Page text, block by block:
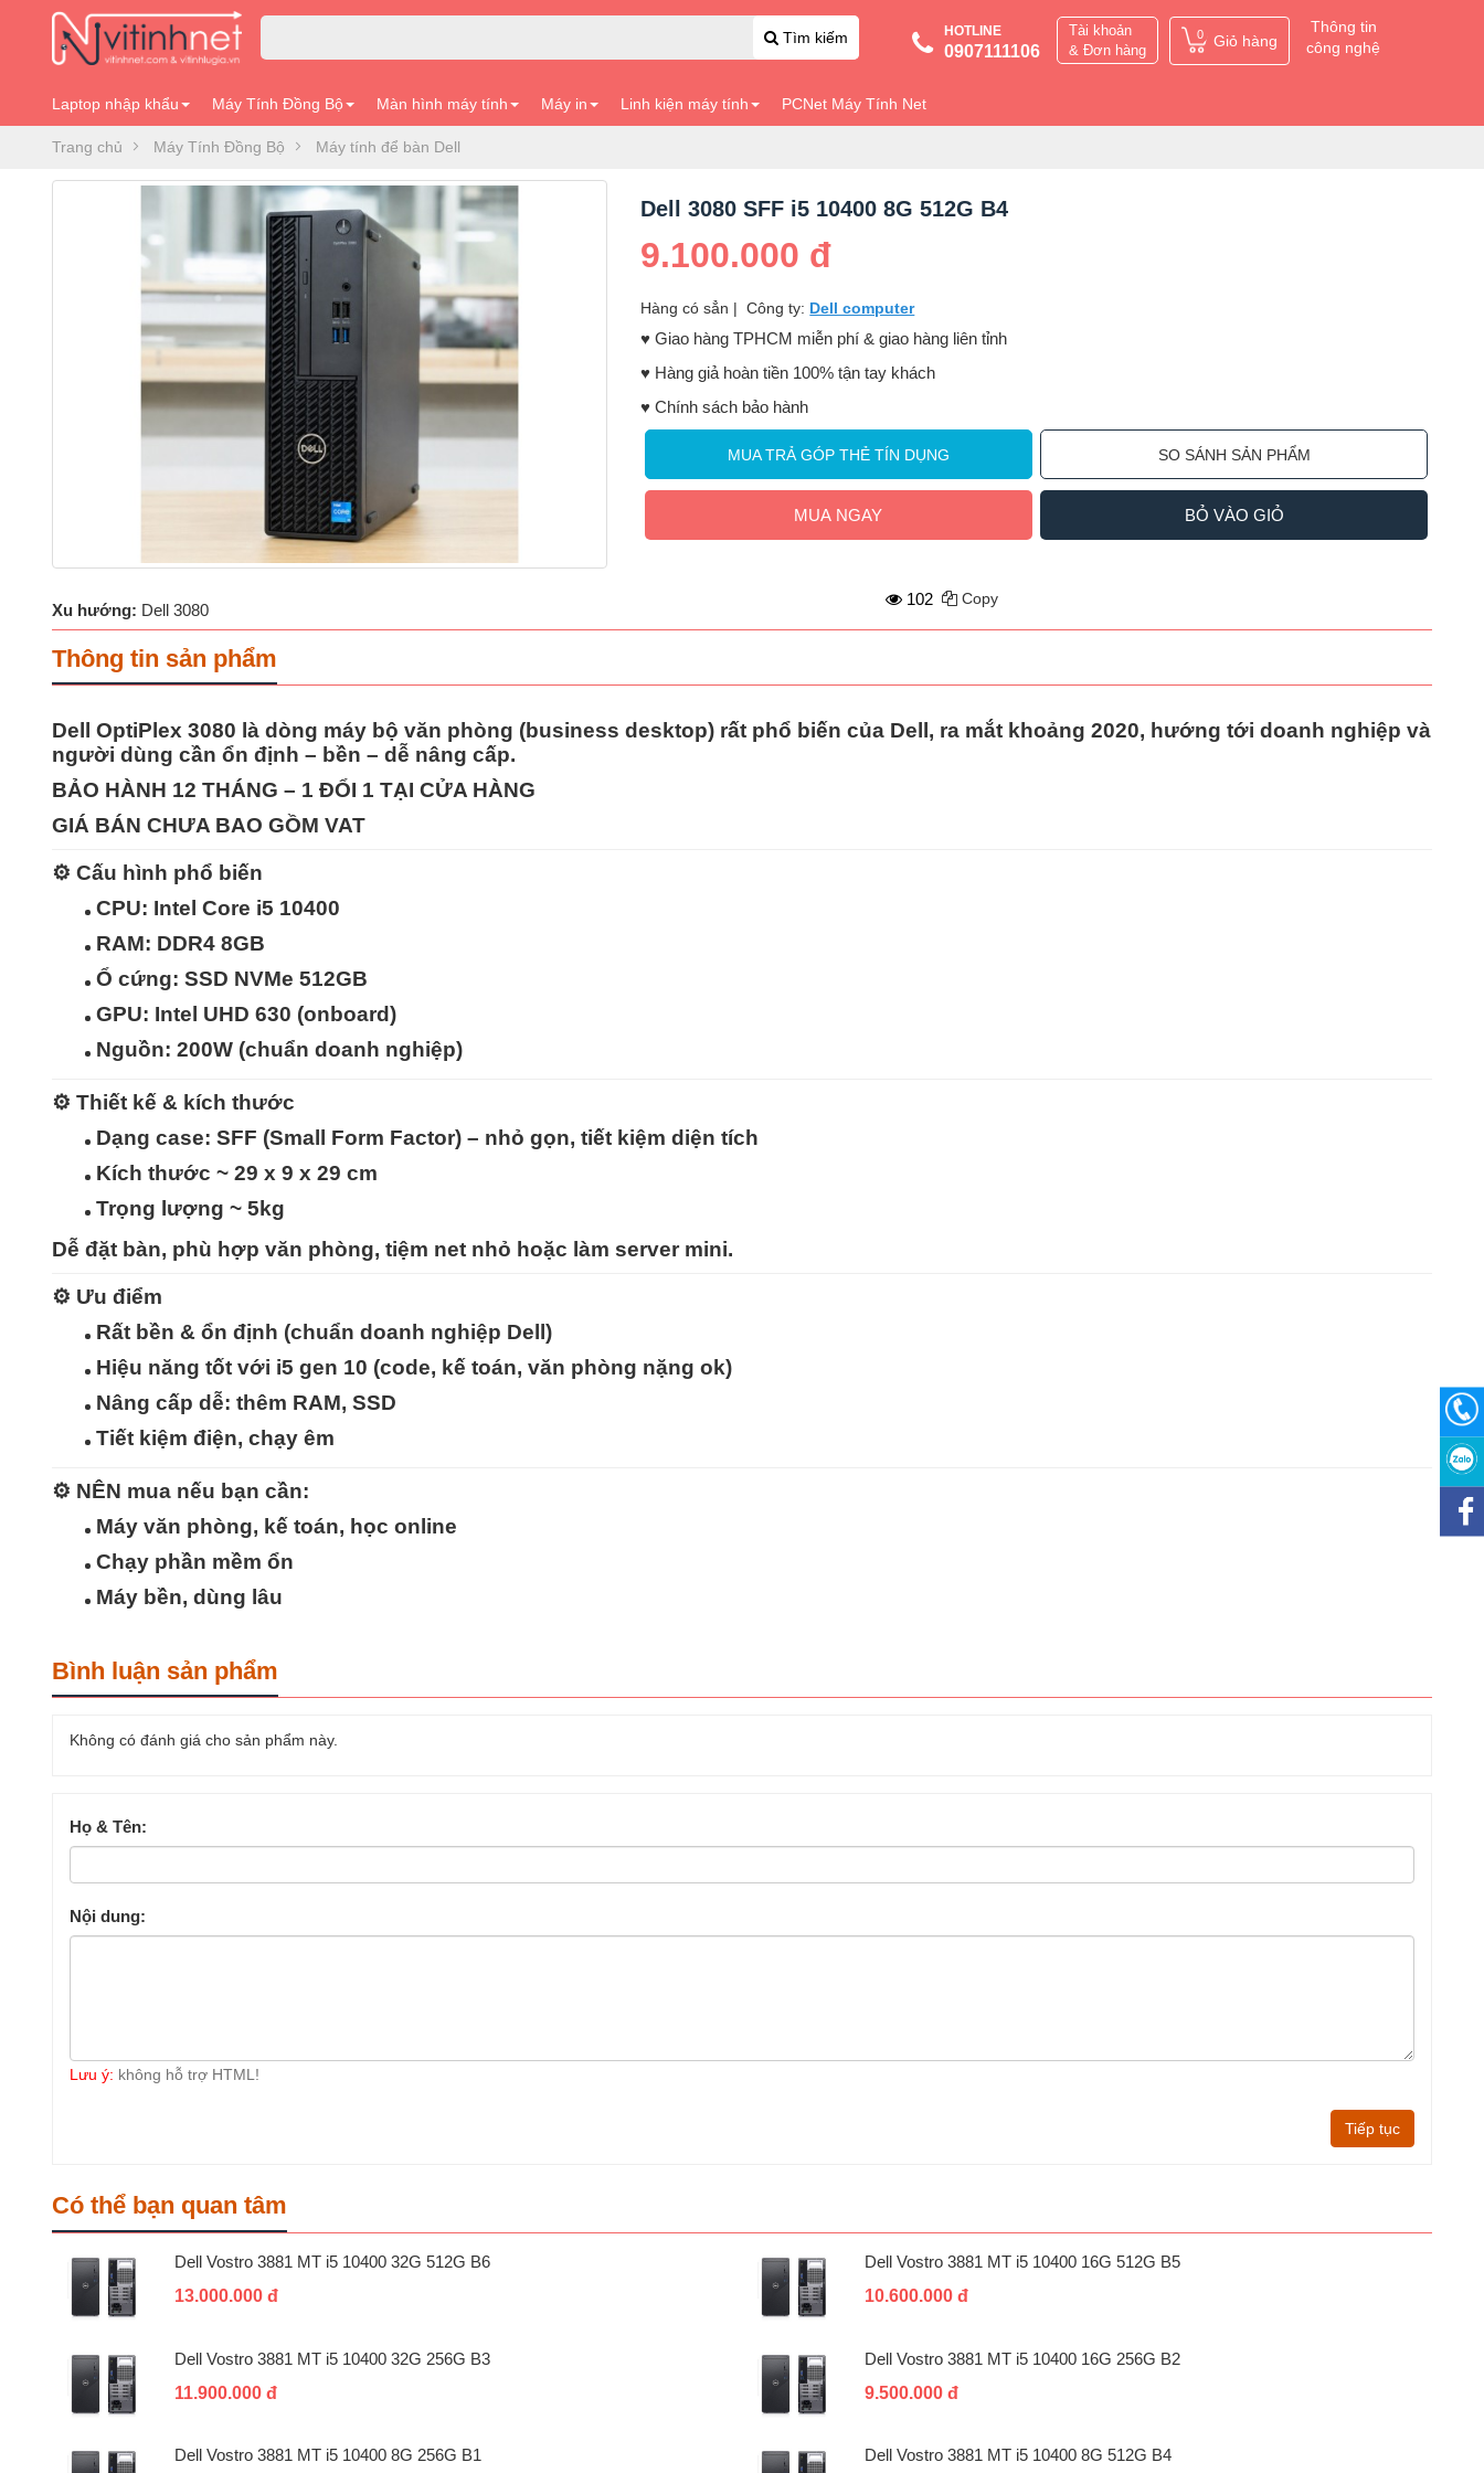
Tìm kiếm HOTLINE
0907111106
Tài khoản
& Đơn hàng
0 Giỏ hàng
Thông tin
công nghệ
Laptop nhập khẩu Máy Tính Đồng Bộ Màn hình máy tính Máy in Linh kiện máy tính PCNet Máy Tính Net
Trang chủ Máy Tính Đồng Bộ Máy tính để bàn Dell
Dell 3080 SFF i5 10400 8G 512G B4
9.100.000 đ
Hàng có sẳn |Công ty: Dell computer
♥️ Giao hàng TPHCM miễn phí & giao hàng liên tỉnh
♥️ Hàng giả hoàn tiền 100% tận tay khách
♥️ Chính sách bảo hành
MUA TRẢ GÓP THẺ TÍN DỤNG SO SÁNH SẢN PHẨM
MUA NGAY BỎ VÀO GIỎ
Xu hướng: Dell 3080
102 Copy
Thông tin sản phẩm
Dell OptiPlex 3080 là dòng máy bộ văn phòng (business desktop) rất phổ biến của Dell, ra mắt khoảng 2020, hướng tới doanh nghiệp và
người dùng cần ổn định – bền – dễ nâng cấp.
BẢO HÀNH 12 THÁNG – 1 ĐỔI 1 TẠI CỬA HÀNG
GIÁ BÁN CHƯA BAO GỒM VAT
⚙️ Cấu hình phổ biến
CPU: Intel Core i5 10400
RAM: DDR4 8GB
Ổ cứng: SSD NVMe 512GB
GPU: Intel UHD 630 (onboard)
Nguồn: 200W (chuẩn doanh nghiệp)
⚙️ Thiết kế & kích thước
Dạng case: SFF (Small Form Factor) – nhỏ gọn, tiết kiệm diện tích
Kích thước ~ 29 x 9 x 29 cm
Trọng lượng ~ 5kg
Dễ đặt bàn, phù hợp văn phòng, tiệm net nhỏ hoặc làm server mini.
⚙️ Ưu điểm
Rất bền & ổn định (chuẩn doanh nghiệp Dell)
Hiệu năng tốt với i5 gen 10 (code, kế toán, văn phòng nặng ok)
Nâng cấp dễ: thêm RAM, SSD
Tiết kiệm điện, chạy êm
⚙️ NÊN mua nếu bạn cần:
Máy văn phòng, kế toán, học online
Chạy phần mềm ổn
Máy bền, dùng lâu
Bình luận sản phẩm
Không có đánh giá cho sản phẩm này.
Họ & Tên:
Nội dung:
Lưu ý: không hỗ trợ HTML!
Tiếp tục
Có thể bạn quan tâm
Dell Vostro 3881 MT i5 10400 32G 512G B6
13.000.000 đ
Dell Vostro 3881 MT i5 10400 16G 512G B5
10.600.000 đ
Dell Vostro 3881 MT i5 10400 32G 256G B3
11.900.000 đ
Dell Vostro 3881 MT i5 10400 16G 256G B2
9.500.000 đ
Dell Vostro 3881 MT i5 10400 8G 256G B1 Dell Vostro 3881 MT i5 10400 8G 512G B4